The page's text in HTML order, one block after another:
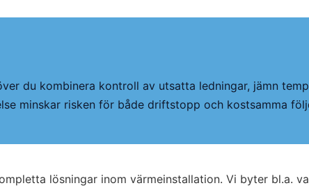
du kombinera kontroll av utsatta ledningar, jämn
minskar risken för både driftstopp och kostsamma
lösningar inom värmeinstallation. Vi byter bl.a.